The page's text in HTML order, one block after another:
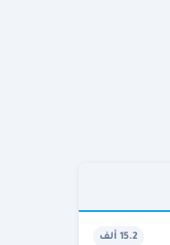
15.2 ألف